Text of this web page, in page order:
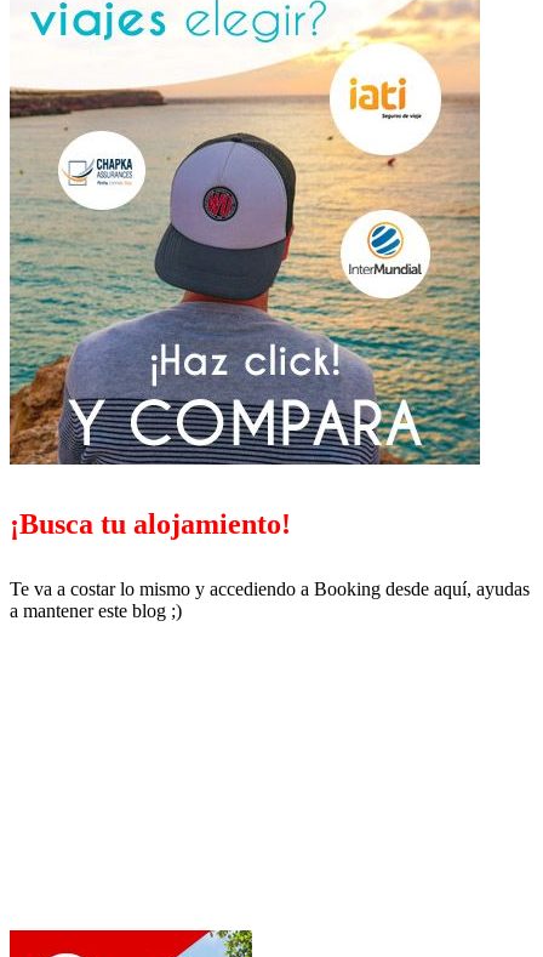
¡Busca tu alojamiento!
Te va a costar lo mismo y accediendo a Booking desde aquí, ayudas
a mantener este blog ;)